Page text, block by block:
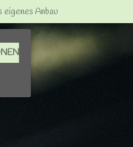
eigenes Anbau